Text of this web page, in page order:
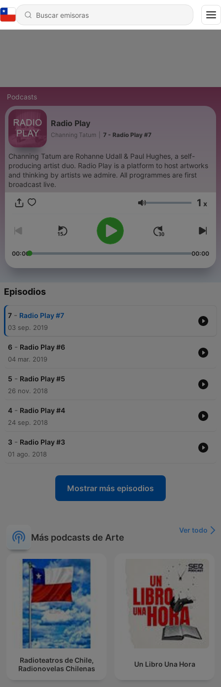
Podcasts
Radio Play
Channing Tatum 7 - Radio Play #7
Channing Tatum are Rohanne Udall & Paul Hughes, a self-
producing artist duo. Radio Play is a platform to host artworks
and thinking by artists we admire. All programmes are first
broadcast live.
Volumen 1 x
00:00 00:00
Episodios
7 - Radio Play #7
03 sep. 2019
6 - Radio Play #6
04 mar. 2019
5 - Radio Play #5
26 nov. 2018
4 - Radio Play #4
24 sep. 2018
3 - Radio Play #3
01 ago. 2018
Mostrar más episodios
Más podcasts de Arte
Ver todo
Radioteatros de Chile,
Radionovelas Chilenas
Un Libro Una Hora